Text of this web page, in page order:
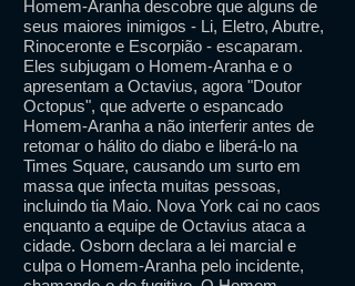
Homem-Aranha descobre que alguns de
seus maiores inimigos - Li, Eletro, Abutre,
Rinoceronte e Escorpião - escaparam.
Eles subjugam o Homem-Aranha e o
apresentam a Octavius, agora "Doutor
Octopus", que adverte o espancado
Homem-Aranha a não interferir antes de
retomar o hálito do diabo e liberá-lo na
Times Square, causando um surto em
massa que infecta muitas pessoas,
incluindo tia Maio. Nova York cai no caos
enquanto a equipe de Octavius ​​ataca a
cidade. Osborn declara a lei marcial e
culpa o Homem-Aranha pelo incidente,